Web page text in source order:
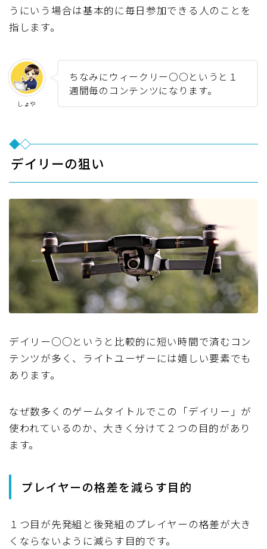
うにいう場合は基本的に毎日参加できる人のことを
指します。
しょや
ちなみにウィークリー○○というと１
週間毎のコンテンツになります。
デイリーの狙い
デイリー○○というと比較的に短い時間で済むコン
テンツが多く、ライトユーザーには嬉しい要素でも
あります。
なぜ数多くのゲームタイトルでこの「デイリー」が
使われているのか、大きく分けて２つの目的があり
ます。
プレイヤーの格差を減らす目的
１つ目が先発組と後発組のプレイヤーの格差が大き
くならないように減らす目的です。